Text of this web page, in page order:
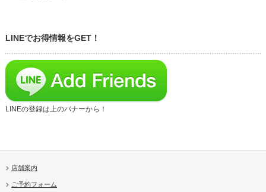
LINEでお得情報をGET！
LINEの登録は上のバナーから！
店舗案内
ご予約フォーム